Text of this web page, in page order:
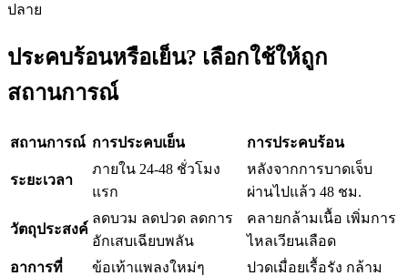
ปลาย
ประคบร้อนหรือเย็น? เลือกใช้ให้ถูก
สถานการณ์
สถานการณ์ การประคบเย็น การประคบร้อน
ระยะเวลา
ภายใน 24-48 ชั่วโมง
แรก
หลังจากการบาดเจ็บ
ผ่านไปแล้ว 48 ชม.
วัตถุประสงค์
ลดบวม ลดปวด ลดการ
อักเสบเฉียบพลัน
คลายกล้ามเนื้อ เพิ่มการ
ไหลเวียนเลือด
อาการที่
ข้อเท้าแพลงใหม่ๆ
ปวดเมื่อยเรื้อรัง กล้าม